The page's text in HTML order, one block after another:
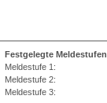
Festgelegte Meldestufen
Meldestufe 1:
Meldestufe 2:
Meldestufe 3: